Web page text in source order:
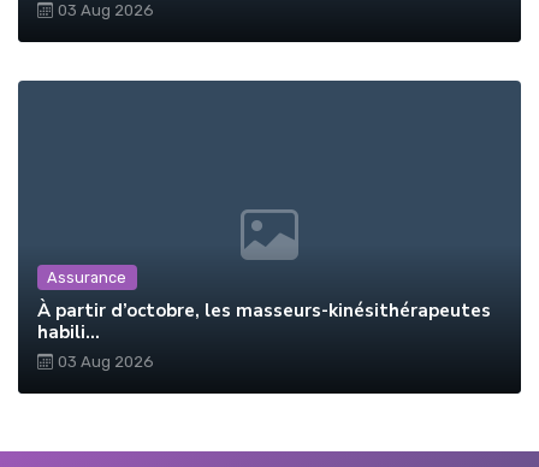
03 Aug 2026
Assurance
À partir d’octobre, les masseurs-kinésithérapeutes
habili...
03 Aug 2026